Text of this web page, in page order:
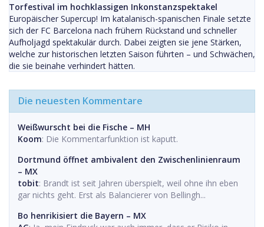
Torfestival im hochklassigen Inkonstanzspektakel
Europäischer Supercup! Im katalanisch-spanischen Finale setzte
sich der FC Barcelona nach frühem Rückstand und schneller
Aufholjagd spektakulär durch. Dabei zeigten sie jene Stärken,
welche zur historischen letzten Saison führten – und Schwächen,
die sie beinahe verhindert hätten.
Die neuesten Kommentare
Weißwurscht bei die Fische – MH
Koom: Die Kommentarfunktion ist kaputt.
Dortmund öffnet ambivalent den Zwischenlinienraum
– MX
tobit: Brandt ist seit Jahren überspielt, weil ohne ihn eben
gar nichts geht. Erst als Balancierer von Bellingh...
Bo henrikisiert die Bayern – MX